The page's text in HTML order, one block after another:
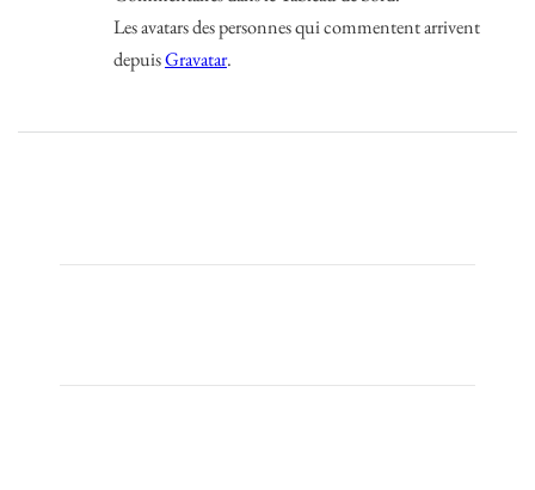
Les avatars des personnes qui commentent arrivent
depuisGravatar.